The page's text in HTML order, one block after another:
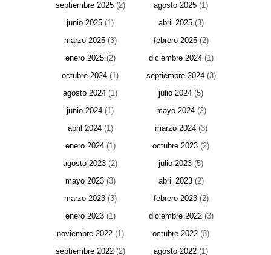
septiembre 2025(2) agosto 2025 (1)
junio 2025 (1) abril 2025(3)
marzo 2025(3) febrero 2025(2)
enero 2025(2) diciembre 2024(1)
octubre 2024 (1) septiembre 2024(3)
agosto 2024 (1) julio 2024 (5)
junio 2024 (1) mayo 2024(2)
abril 2024(1) marzo 2024(3)
enero 2024(1) octubre 2023 (2)
agosto 2023 (2) julio 2023 (5)
mayo 2023(3) abril 2023(2)
marzo 2023(3) febrero 2023(2)
enero 2023(1) diciembre 2022(3)
noviembre 2022(1) octubre 2022 (3)
septiembre 2022(2) agosto 2022 (1)